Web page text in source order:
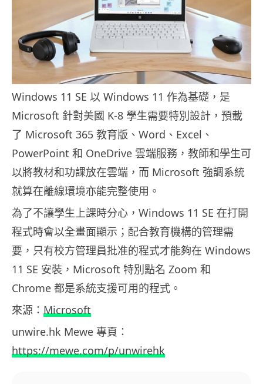
Windows 11 SE 以 Windows 11 作為基礎，是
Microsoft 針對美國 K-8 學生需要特別設計，預載
了 Microsoft 365 教育版、Word、Excel、
PowerPoint 和 OneDrive 雲端服務，教師和學生可
以將教材和功課放在雲端，而 Microsoft 強調系統
就算在離線環境亦能完整使用。
為了不讓學生上課時分心，Windows 11 SE 在打開
程式時會以全畫面顯示；配合教育機構的管理需
要，只有校方管理員批准的程式才能夠在 Windows
11 SE 安裝，Microsoft 特別點名 Zoom 和
Chrome 都是系統支援可用的程式。
來源： Microsoft
unwire.hk Mewe 專頁：
https://mewe.com/p/unwirehk